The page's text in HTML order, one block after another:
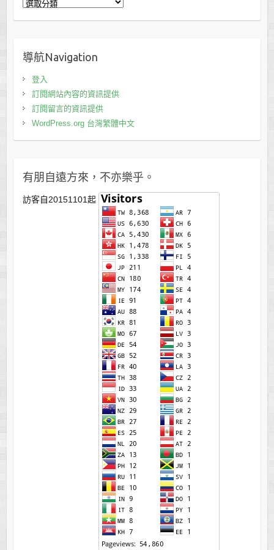
分
導航Navigation
登入
訂閱網站內容的資訊提供
訂閱留言的資訊提供
WordPress.org 台灣繁體中文
有朋自遠方來，不亦樂乎。
訪客自20151101起